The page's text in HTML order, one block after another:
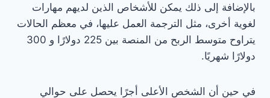
بالإضافة إلى ذلك يمكن للأشخاص الذين لديهم مهارات
لغوية أخرى، مثل الترجمة العمل عليها، في معظم الحالات
يتراوح متوسط ​​الربح من المنصة بين 225 دولارًا و 300
دولارًا شهريًا.
في حين أن الشخص الأعلى أجرًا يحصل على حوالي